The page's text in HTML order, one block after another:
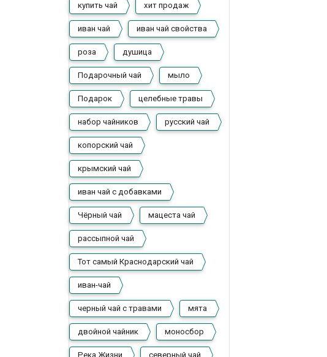
купить чай хит продаж
иван чай иван чай свойства
роза душица
Подарочный чай мыло
Подарок целебные травы
набор чайников русский чай
копорский чай
крымский чай
иван чай с добавками
Чёрный чай мацеста чай
рассыпной чай
Тот самый Краснодарский чай
иван-чай
черный чай с травами мята
двойной чайник моносбор
Река Жизни северный чай